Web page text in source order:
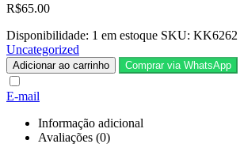
R$65.00
Disponibilidade: 1 em estoque SKU: KK6262
Uncategorized
Adicionar ao carrinho Comprar via WhatsApp
E-mail
Informação adicional
Avaliações (0)